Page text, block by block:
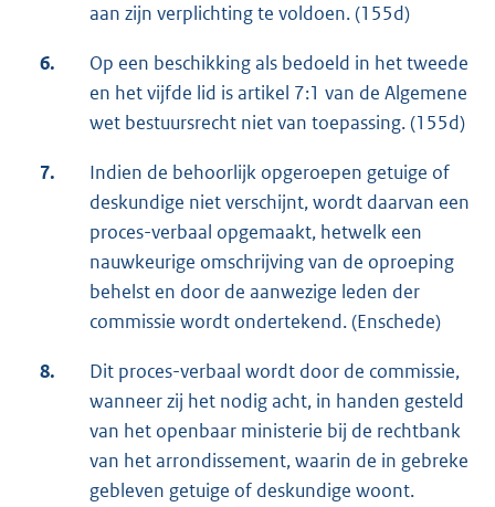
aan zijn verplichting te voldoen. (155d)
6.
Op een beschikking als bedoeld in het tweede
en het vijfde lid is artikel 7:1 van de Algemene
wet bestuursrecht niet van toepassing. (155d)
7.
Indien de behoorlijk opgeroepen getuige of
deskundige niet verschijnt, wordt daarvan een
proces-verbaal opgemaakt, hetwelk een
nauwkeurige omschrijving van de oproeping
behelst en door de aanwezige leden der
commissie wordt ondertekend. (Enschede)
8.
Dit proces-verbaal wordt door de commissie,
wanneer zij het nodig acht, in handen gesteld
van het openbaar ministerie bij de rechtbank
van het arrondissement, waarin de in gebreke
gebleven getuige of deskundige woont.